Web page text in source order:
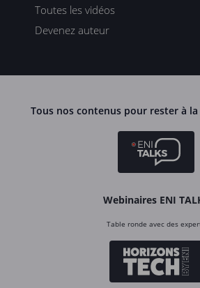
Toutes les vidéos
Devenez auteur
Tous nos contenus pour rester à
Webinaires ENI
Table ronde avec des